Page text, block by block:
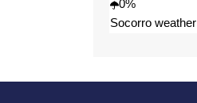
0%
Socorro weather